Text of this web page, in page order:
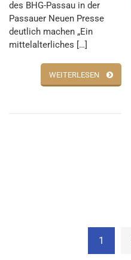
des BHG-Passau in der
Passauer Neuen Presse
deutlich machen „Ein
mittelalterliches […]
WEITERLESEN
1